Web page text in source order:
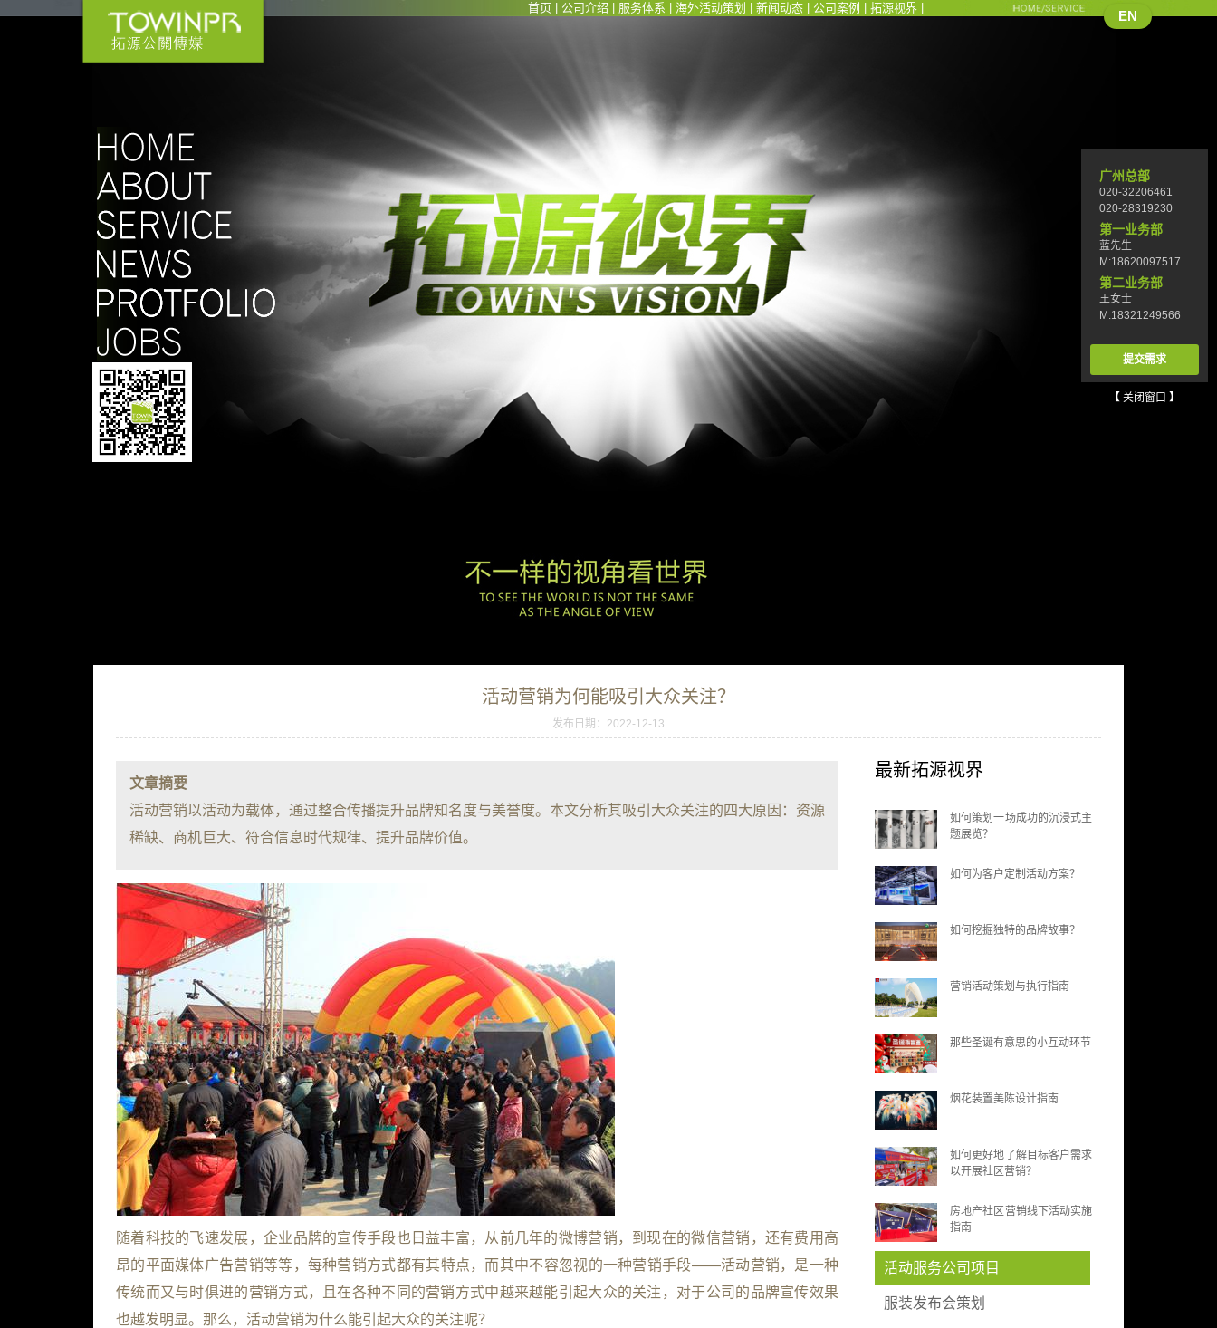
首页 公司介绍 服务体系 海外活动策划 新闻动态 公司案例 拓源视界
EN
活动营销为何能吸引大众关注？
发布日期：2022-12-13
文章摘要
活动营销以活动为载体，通过整合传播提升品牌知名度与美誉度。本文分析其吸引大众关注的四大原因：资源
稀缺、商机巨大、符合信息时代规律、提升品牌价值。
随着科技的飞速发展，企业品牌的宣传手段也日益丰富，从前几年的微博营销，到现在的微信营销，还有费用高
昂的平面媒体广告营销等等，每种营销方式都有其特点，而其中不容忽视的一种营销手段——活动营销，是一种
传统而又与时俱进的营销方式，且在各种不同的营销方式中越来越能引起大众的关注，对于公司的品牌宣传效果
也越发明显。那么，活动营销为什么能引起大众的关注呢？
最新拓源视界
如何策划一场成功的沉浸式主
题展览？
如何为客户定制活动方案？
如何挖掘独特的品牌故事？
营销活动策划与执行指南
那些圣诞有意思的小互动环节
烟花装置美陈设计指南
如何更好地了解目标客户需求
以开展社区营销？
房地产社区营销线下活动实施
指南
活动服务公司项目
服装发布会策划
广州总部
020-32206461
020-28319230
第一业务部
蓝先生
M:18620097517
第二业务部
王女士
M:18321249566
提交需求
【 关闭窗口 】